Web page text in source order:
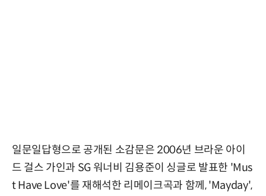
일문일답형으로 공개된 소감문은 2006년 브라운 아이
드 걸스 가인과 SG 워너비 김용준이 싱글로 발표한 'Mus
t Have Love'를 재해석한 리메이크곡과 함께, 'Mayday',